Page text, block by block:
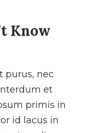
Know
purus, nec
et
primis in
id lacus in